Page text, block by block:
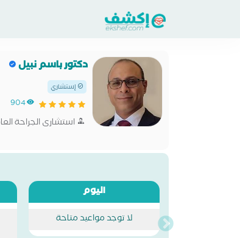
دكتور باسم نبيل
إستشاري
904
استشارى الجراحة
اليوم
لا توجد مواعيد متاحة